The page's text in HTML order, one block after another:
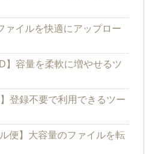
ァイルを快適にアップロー
】容量を柔軟に増やせるツ
登録不要で利用できるツー
便】大容量のファイルを転